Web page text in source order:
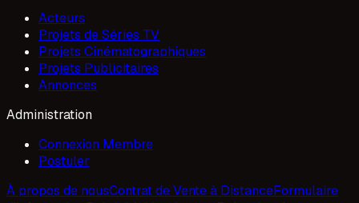
Acteurs
Projets de Séries TV
Projets Cinématographiques
Projets Publicitaires
Annonces
Administration
Connexion Membre
Postuler
À propos de nousContrat de Vente à DistanceFormulaire